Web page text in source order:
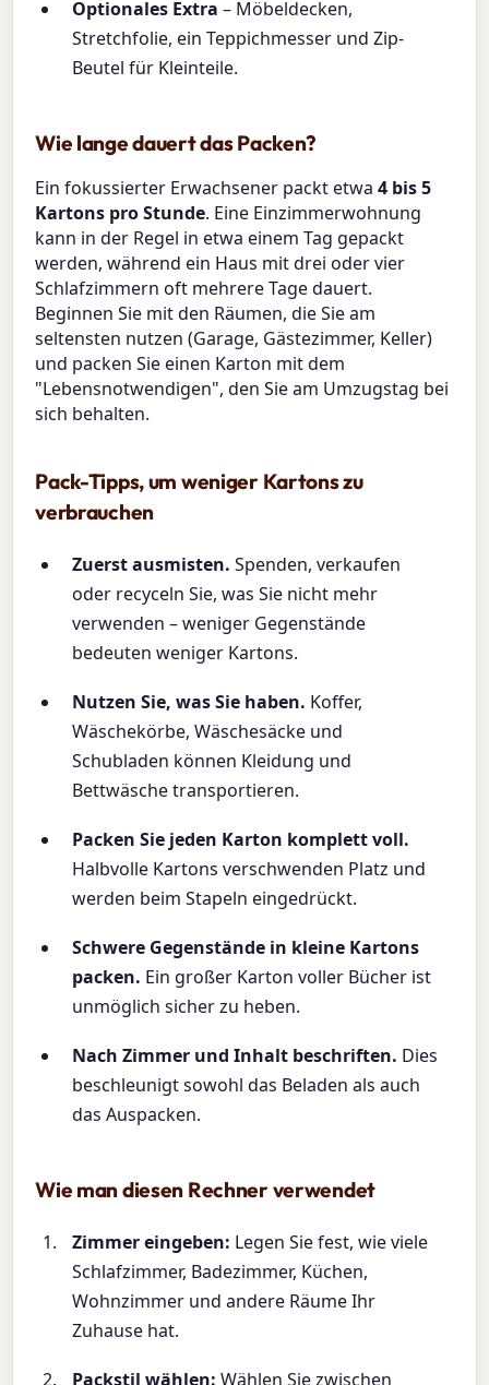
Optionales Extra – Möbeldecken,
Stretchfolie, ein Teppichmesser und Zip-
Beutel für Kleinteile.
Wie lange dauert das Packen?
Ein fokussierter Erwachsener packt etwa4 bis 5
Kartons pro Stunde. Eine Einzimmerwohnung
kann in der Regel in etwa einem Tag gepackt
werden, während ein Haus mit drei oder vier
Schlafzimmern oft mehrere Tage dauert.
Beginnen Sie mit den Räumen, die Sie am
seltensten nutzen (Garage, Gästezimmer, Keller)
und packen Sie einen Karton mit dem
"Lebensnotwendigen", den Sie am Umzugstag bei
sich behalten.
Pack-Tipps, um weniger Kartons zu
verbrauchen
Zuerst ausmisten. Spenden, verkaufen
oder recyceln Sie, was Sie nicht mehr
verwenden – weniger Gegenstände
bedeuten weniger Kartons.
Nutzen Sie, was Sie haben. Koffer,
Wäschekörbe, Wäschesäcke und
Schubladen können Kleidung und
Bettwäsche transportieren.
Packen Sie jeden Karton komplett voll.
Halbvolle Kartons verschwenden Platz und
werden beim Stapeln eingedrückt.
Schwere Gegenstände in kleine Kartons
packen. Ein großer Karton voller Bücher ist
unmöglich sicher zu heben.
Nach Zimmer und Inhalt beschriften. Dies
beschleunigt sowohl das Beladen als auch
das Auspacken.
Wie man diesen Rechner verwendet
Zimmer eingeben: Legen Sie fest, wie viele
Schlafzimmer, Badezimmer, Küchen,
Wohnzimmer und andere Räume Ihr
Zuhause hat.
Packstil wählen: Wählen Sie zwischen